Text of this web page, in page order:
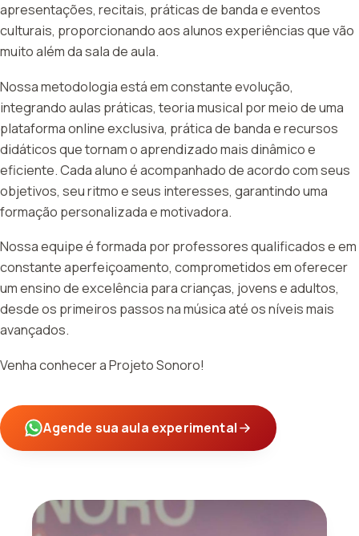
apresentações, recitais, práticas de banda e eventos
culturais, proporcionando aos alunos experiências que vão
muito além da sala de aula.
Nossa metodologia está em constante evolução,
integrando aulas práticas, teoria musical por meio de uma
plataforma online exclusiva, prática de banda e recursos
didáticos que tornam o aprendizado mais dinâmico e
eficiente. Cada aluno é acompanhado de acordo com seus
objetivos, seu ritmo e seus interesses, garantindo uma
formação personalizada e motivadora.
Nossa equipe é formada por professores qualificados e em
constante aperfeiçoamento, comprometidos em oferecer
um ensino de excelência para crianças, jovens e adultos,
desde os primeiros passos na música até os níveis mais
avançados.
Venha conhecer a Projeto Sonoro!
Agende sua aula experimental